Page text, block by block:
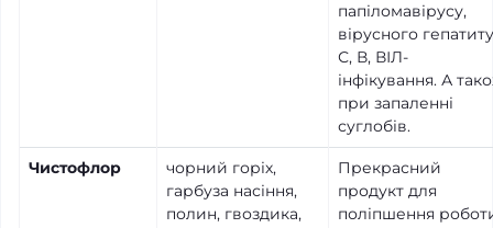
папіломавірусу,
вірусного гепатиту
С, В, ВІЛ-
інфікування. А
при запаленні
суглобів.
Чистофлор
чорний горіх,
гарбуза насіння,
полин, гвоздика,
Прекрасний
продукт для
поліпшення